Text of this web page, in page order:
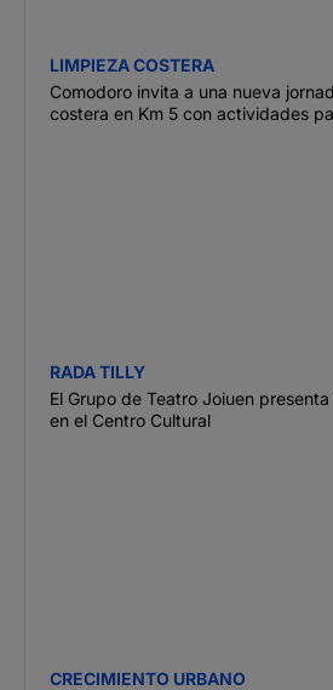
LIMPIEZA COSTERA
Comodoro invita a una nueva
costera en Km 5 con actividades
RADA TILLY
El Grupo de Teatro Joiuen presenta
en el Centro Cultural
CRECIMIENTO URBANO